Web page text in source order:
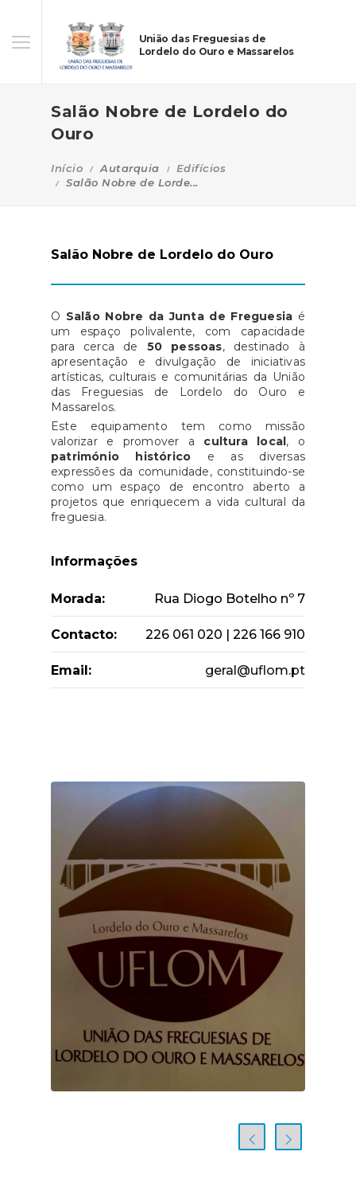
União das Freguesias de
Lordelo do Ouro e Massarelos
Salão Nobre de Lordelo do
Ouro
Início Autarquia
Edifícios
Salão Nobre de Lorde...
Salão Nobre de Lordelo do Ouro
O Salão Nobre da Junta de Freguesia é
um espaço polivalente, com capacidade
para cerca de 50 pessoas, destinado à
apresentação e divulgação de iniciativas
artísticas, culturais e comunitárias da União
das Freguesias de Lordelo do Ouro e
Massarelos.
Este equipamento tem como missão
valorizar e promover a cultura local, o
património histórico e as diversas
expressões da comunidade, constituindo-se
como um espaço de encontro aberto a
projetos que enriquecem a vida cultural da
freguesia.
Informações
Morada: Rua Diogo Botelho nº 7
Contacto: 226 061 020 | 226 166 910
Email: geral@uflom.pt